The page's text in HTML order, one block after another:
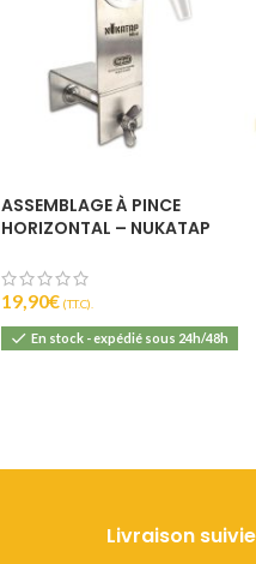
ASSEMBLAGE À PINCE
HORIZONTAL – NUKATAP
19,90€ (T.T.C).
En stock - expédié sous 24h/48h
Livraison suivie